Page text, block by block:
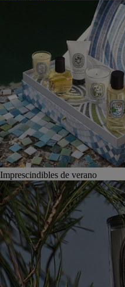
Imprescindibles de verano